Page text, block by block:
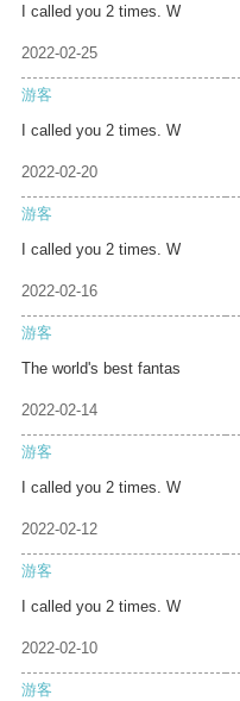
I called you 2 times. W
2022-02-25
游客
I called you 2 times. W
2022-02-20
游客
I called you 2 times. W
2022-02-16
游客
The world's best fantas
2022-02-14
游客
I called you 2 times. W
2022-02-12
游客
I called you 2 times. W
2022-02-10
游客